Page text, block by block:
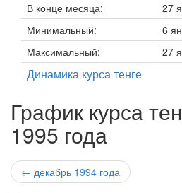
В конце месяца:
27
Минимальный:
6
Максимальный:
27
Динамика курса тенге
График курса
1995 года
← декабрь 1994 года